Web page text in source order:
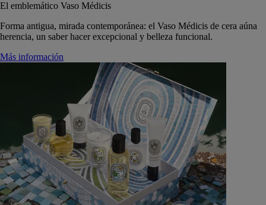
El emblemático Vaso Médicis
Forma antigua, mirada contemporánea: el Vaso Médicis de cera aúna
herencia, un saber hacer excepcional y belleza funcional.
Más información